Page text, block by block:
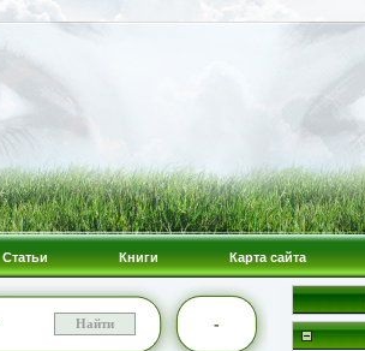
Статьи Книги Карта сайта
-